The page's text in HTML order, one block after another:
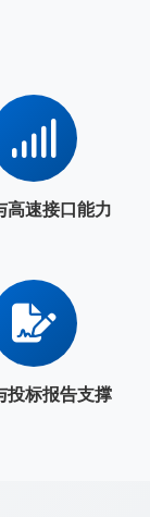
高速接口能力
投标报告支撑